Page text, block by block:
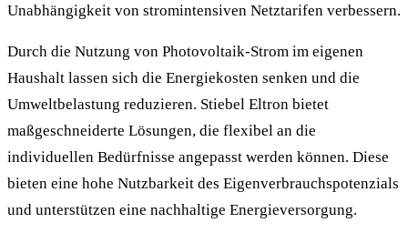
Unabhängigkeit von stromintensiven Netztarifen verbessern.
Durch die Nutzung von Photovoltaik-Strom im eigenen
Haushalt lassen sich die Energiekosten senken und die
Umweltbelastung reduzieren. Stiebel Eltron bietet
maßgeschneiderte Lösungen, die flexibel an die
individuellen Bedürfnisse angepasst werden können. Diese
bieten eine hohe Nutzbarkeit des Eigenverbrauchspotenzials
und unterstützen eine nachhaltige Energieversorgung.